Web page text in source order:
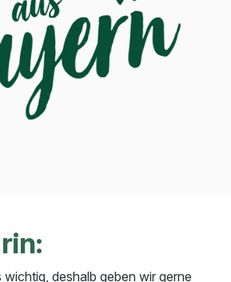
deshalb geben wir gerne